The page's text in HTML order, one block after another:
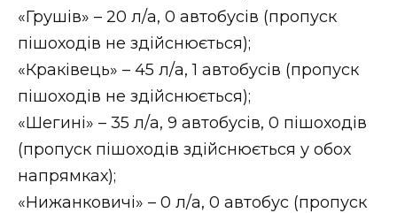
«Грушів» – 20 л/а, 0 автобусів (пропуск
пішоходів не здійснюється);
«Краківець» – 45 л/а, 1 автобусів (пропуск
пішоходів не здійснюється);
«Шегині» – 35 л/а, 9 автобусів, 0 пішоходів
(пропуск пішоходів здійснюється у обох
напрямках);
«Нижанковичі» – 0 л/а, 0 автобус (пропуск